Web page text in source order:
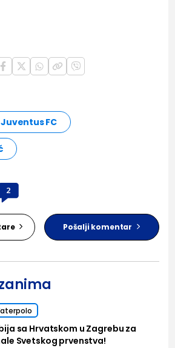
Juventus FC
2
Pošalji komentar
sa Hrvatskom u Zagrebu za
Svetskog prvenstva!